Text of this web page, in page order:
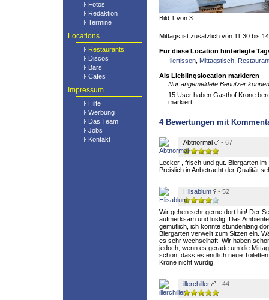
Fotos
Redaktion
Termine
Locations
Restaurants
Discos
Bars
Cafes
Impressum
Hilfe
Werbung
Das Team
Jobs
Kontakt
Bild 1 von 3
Mittags ist zusätzlich von 11:30 bis
Für diese Location hinterlegte
Illertissen Mittagstisch
Als Lieblingslocation markieren
Nur angemeldete Benutzer
15 User haben Gasthof Krone
markiert.
4Bewertungen mit
Abtnormal - 67
Lecker , frisch und gut. Biergarten im
Preislich in Anbetracht der Qualität
Hlisablum - 52
Wir gehen sehr gerne dort hin! Der
aufmerksam und lustig. Das
gemütlich, ich könnte stundenlang
Biergarten verweilt zum Sitzen ein.
es sehr wechselhaft. Wir haben
jedoch, wenn es gerade um die
schön, dass es endlich neue
Krone nicht würdig.
illerchiller - 44